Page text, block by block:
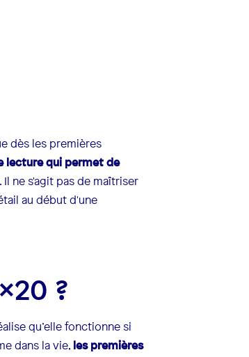
dès les premières
lecture qui permet de
. Il ne s'agit pas de maîtriser
au début d'une
?
qu’elle fonctionne si
dans la vie, les premières